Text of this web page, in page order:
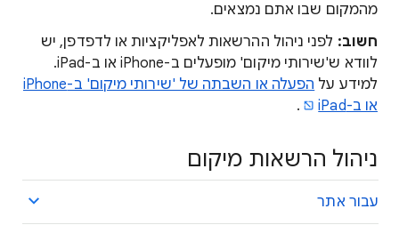
מהמקום שבו אתם נמצאים.
חשוב: לפני ניהול ההרשאות לאפליקציות או לדפדפן, יש
לוודא ש'שירותי מיקום' מופעלים ב-iPhone או ב-iPad.
למידע על
הפעלה או השבתה של 'שירותי מיקום' ב-iPhone
או ב-iPad
.
ניהול הרשאות מיקום
עבור אתר